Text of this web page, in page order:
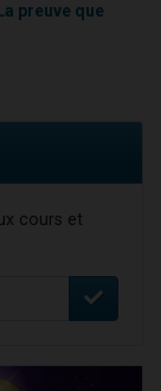
preuve que
cours et